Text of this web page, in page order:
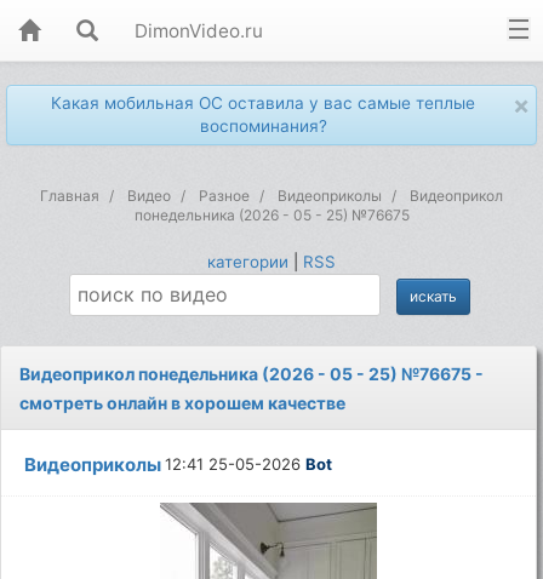
DimonVideo.ru
×
Какая мобильная ОС оставила у вас самые теплые
воспоминания?
Главная Видео Разное Видеоприколы
Видеоприкол
понедельника (2026 - 05 - 25) №76675
категории RSS
Видеоприкол понедельника (2026 - 05 - 25) №76675 -
смотреть онлайн в хорошем качестве
Видеоприколы12:41 25-05-2026Bot